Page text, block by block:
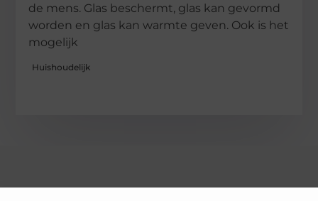
de mens. Glas beschermt, glas kan gevormd
worden en glas kan warmte geven. Ook is het
mogelijk
Huishoudelijk